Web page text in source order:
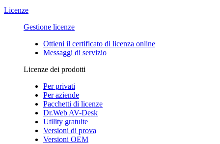
Licenze
Gestione licenze
Ottieni il certificato di licenza online
Messaggi di servizio
Licenze dei prodotti
Per privati
Per aziende
Pacchetti di licenze
Dr.Web AV-Desk
Utility gratuite
Versioni di prova
Versioni OEM